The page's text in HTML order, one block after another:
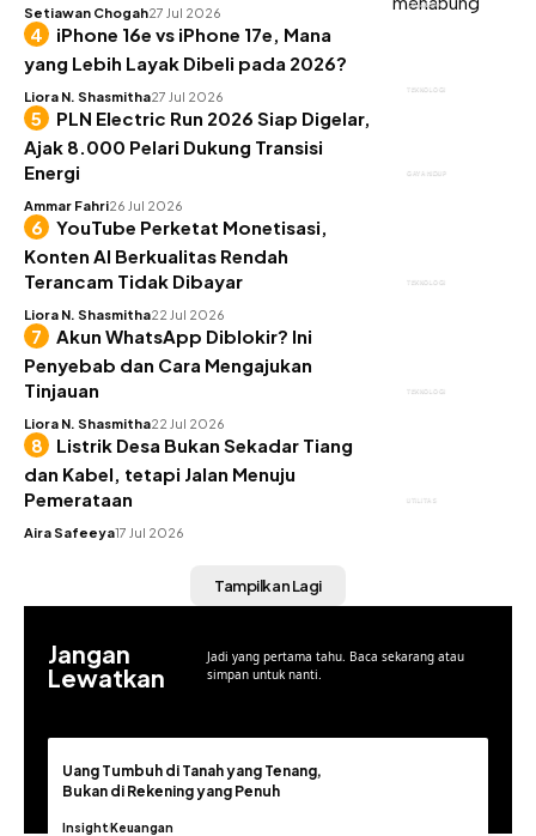
KEUANGAN
Setiawan Chogah27 Jul 2026
TEKNOLOGI
iPhone 16e vs iPhone 17e, Mana
yang Lebih Layak Dibeli pada 2026?
Liora N. Shasmitha27 Jul 2026
GAYA HIDUP
PLN Electric Run 2026 Siap Digelar,
Ajak 8.000 Pelari Dukung Transisi
Energi
Ammar Fahri26 Jul 2026
TEKNOLOGI
YouTube Perketat Monetisasi,
Konten AI Berkualitas Rendah
Terancam Tidak Dibayar
Liora N. Shasmitha22 Jul 2026
TEKNOLOGI
Akun WhatsApp Diblokir? Ini
Penyebab dan Cara Mengajukan
Tinjauan
Liora N. Shasmitha22 Jul 2026
UTILITAS
Listrik Desa Bukan Sekadar Tiang
dan Kabel, tetapi Jalan Menuju
Pemerataan
Aira Safeeya17 Jul 2026
Tampilkan Lagi
Jangan
Lewatkan
Jadi yang pertama tahu. Baca sekarang atau
simpan untuk nanti.
Uang Tumbuh di Tanah yang Tenang,
Bukan di Rekening yang Penuh
InsightKeuangan